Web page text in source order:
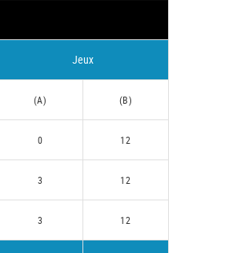
Jeux
(A) (B)
0 12
3 12
3 12